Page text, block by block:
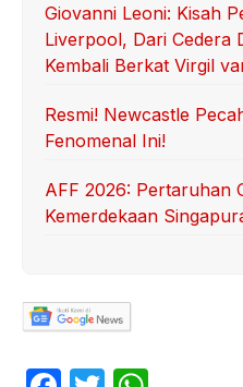
Giovanni Leoni: Kisah
Liverpool, Dari Cedera
Kembali Berkat Virgil
Resmi! Newcastle
Fenomenal Ini!
AFF 2026: Pertaruhan
Kemerdekaan